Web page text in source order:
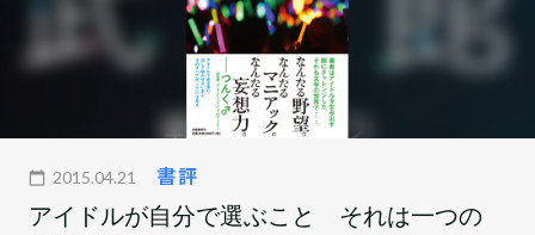
2015.04.21 書評
アイドルが自分で選ぶこと それは一つの